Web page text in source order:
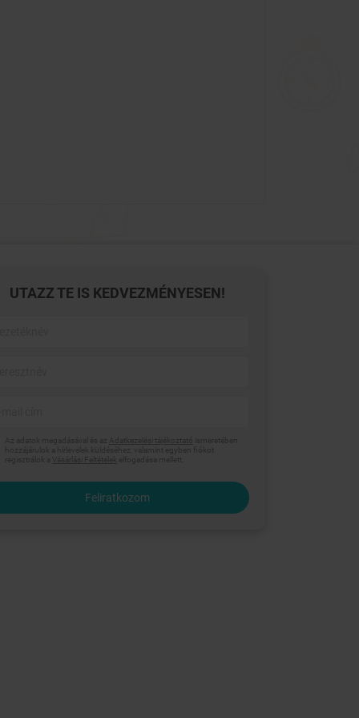
UTAZZ TE IS KEDVEZMÉNYESEN!
Feliratkozom